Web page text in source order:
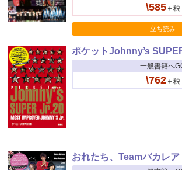
\585＋税
立ち読み
ポケットJohnny’s
一般書籍へ
\762＋税
おれたち、Teamバカレア